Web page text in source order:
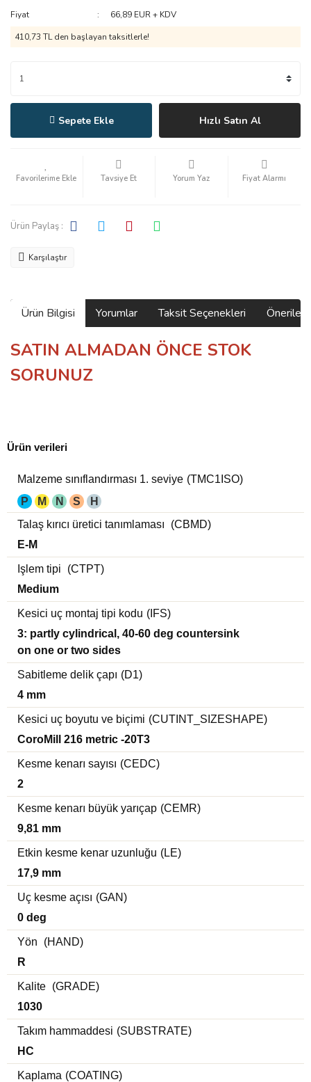
Fiyat
66,89 EUR + KDV
410,73 TL den başlayan taksitlerle!
Sepete Ekle Hızlı Satın Al
Tavsiye Et Yorum Yaz Fiyat Alarmı
Ürün Paylaş :
Karşılaştır
Ürün Bilgisi Yorumlar Taksit Seçenekleri
SATIN ALMADAN ÖNCE STOK
SORUNUZ
Ürün verileri
Malzeme sınıflandırması 1. seviye (TMC1ISO)
P
M N S
H
Talaş kırıcı üretici tanımlaması
(CBMD)
E-M
Işlem tipi
(CTPT)
Medium
Kesici uç montaj tipi kodu (IFS)
3: partly cylindrical, 40-60 deg countersink
on one or two sides
Sabitleme delik çapı (D1)
4 mm
Kesici uç boyutu ve biçimi (CUTINT_SIZESHAPE)
CoroMill 216 metric -20T3
Kesme kenarı sayısı (CEDC)
2
Kesme kenarı büyük yarıçap (CEMR)
9,81 mm
Etkin kesme kenar uzunluğu (LE)
17,9 mm
Uç kesme açısı (GAN)
0 deg
Yön
(HAND)
R
Kalite (GRADE)
1030
Takım hammaddesi (SUBSTRATE)
HC
Kaplama (COATING)